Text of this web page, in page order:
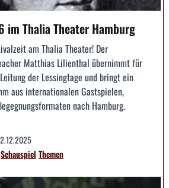
im Thalia Theater Hamburg
am Thalia Theater! Der
Matthias Lilienthal übernimmt für
der Lessingtage und bringt ein
aus internationalen Gastspielen,
nach Hamburg.
Schauspiel Themen